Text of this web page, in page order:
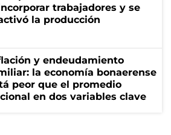
trabajadores y se
la producción
y endeudamiento
la economía bonaerense
peor que el promedio
en dos variables clave